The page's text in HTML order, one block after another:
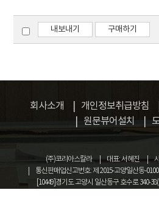
물의 구조 진단과 보수 보강
본 논문에서는 동일한 높이에
재의 설치 각도를 변화 시키면
각도가 58°일 때 가새부재가
되었고, 풍하중의 영향이 큰
의 설치 각도가 67.4°일 경우
변수로 판별되어 시스템 적용
중상층부에서 가장 크게 나타
경우 하부에서 가장 큰 민감 도
내보내기 구매하기
회사소개 개인정보취급방침
원문뷰어설치
(주)코리아스칼라 대표: 서혜진
통신판매업신고번호: 제 2015-고양일산동-
[10449]경기도 고양시 일산동구 호수로 340-